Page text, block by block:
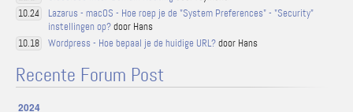
10.24
Lazarus - macOS - Hoe roep je de "System Preferences" - "Security"
instellingen op?door Hans
10.18 Wordpress - Hoe bepaal je de huidige URL?door Hans
Recente Forum Post
2024